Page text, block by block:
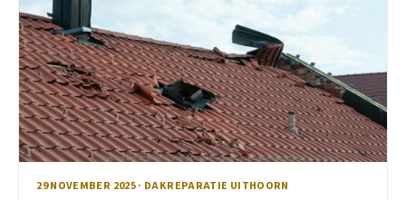
29 NOVEMBER 2025 · DAKREPARATIE UITHOORN